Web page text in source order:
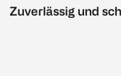
Zuverlässig und